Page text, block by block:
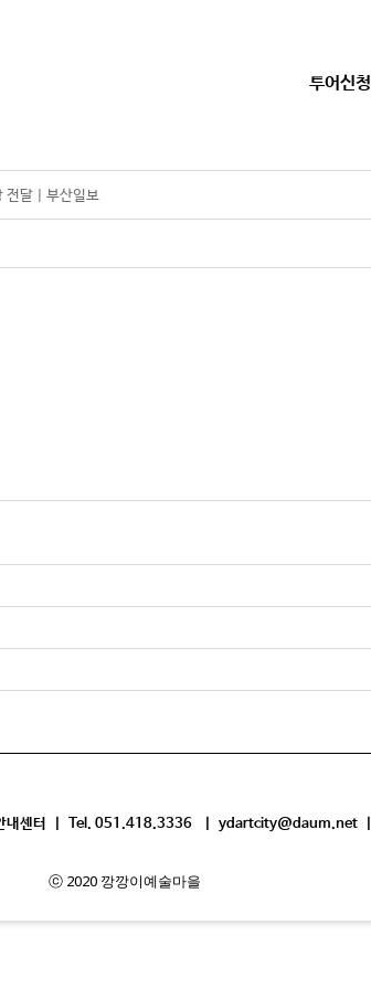
투어신청
전달 | 부산일보
안내센터 | Tel. 051.418.3336 | ydartcity@daum.net |
ⓒ 2020 깡깡이예술마을